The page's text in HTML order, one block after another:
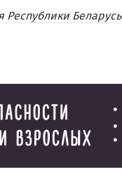
Республики Беларусь